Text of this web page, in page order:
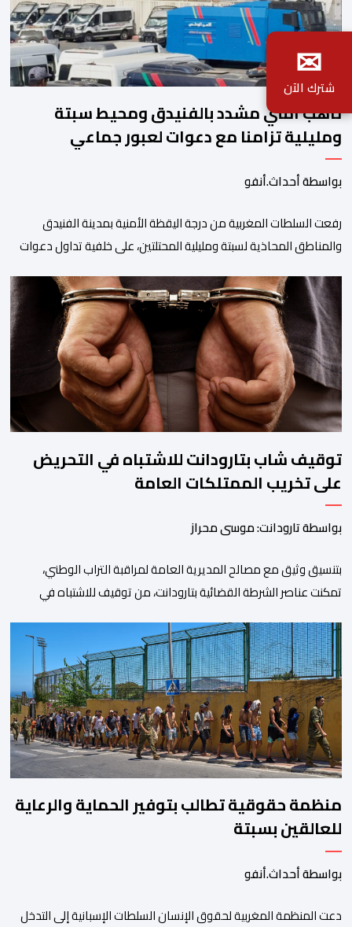
تأهب أمني مشدد بالفنيدق ومحيط سبتة
ومليلية تزامنا مع دعوات لعبور جماعي
بواسطة أحداث.أنفو
رفعت السلطات المغربية من درجة اليقظة الأمنية بمدينة الفنيدق
والمناطق المحاذية لسبتة ومليلية المحتلتين، على خلفية تداول دعوات
للوصول إلى المدينتين يوم 15 غشت الجاري. وعرفت المناطق الشمالية
خلال الساعات الأخيرة انتشارا أمنيا مكثفا، خاصة بالمحاور الطرقية
المؤدية إلى الفنيدق، حيث جرى تعزيز الدوريات وإقامة […]
توقيف شاب بتارودانت للاشتباه في التحريض
على تخريب الممتلكات العامة
بواسطة تارودانت: موسى محراز
بتنسيق وثيق مع مصالح المديرية العامة لمراقبة التراب الوطني،
تمكنت عناصر الشرطة القضائية بتارودانت، من توقيف للاشتباه في
ممتلكات الدولة، وذلك على خلفية دعوات للاحتجاج جرى تداولها عبر
مواقع التواصل الاجتماعي تحت اسم ما بات يعرف بـ” Genz212
“.وبحسب المعطيات المتوفرة، جاء توقيف المعني بالأمر […]
منظمة حقوقية تطالب بتوفير الحماية والرعاية
للعالقين بسبتة
بواسطة أحداث.أنفو
دعت المنظمة المغربية لحقوق الإنسان السلطات الإسبانية إلى التدخل
✉
شترك الآن